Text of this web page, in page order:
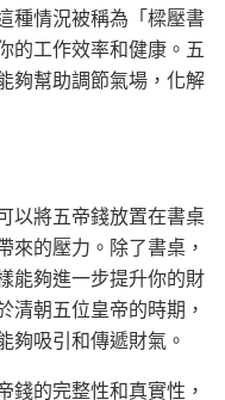
種情況被稱為「樑壓書
的工作效率和健康。五
夠幫助調節氣場，化解
以將五帝錢放置在書桌
來的壓力。除了書桌，
能夠進一步提升你的財
清朝五位皇帝的時期，
夠吸引和傳遞財氣。
錢的完整性和真實性，